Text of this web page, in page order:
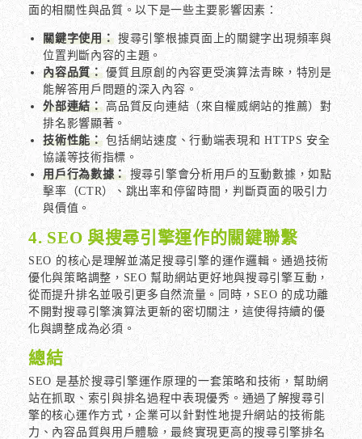
面的相關性與品質。以下是一些主要影響因素：
關鍵字使用： 搜尋引擎根據頁面上的關鍵字出現頻率與
位置判斷內容的主題。
內容品質：優質且原創的內容更受演算法青睞，特別是
能解答用戶問題的深入內容。
外部連結：高品質反向連結（來自權威網站的推薦）對
排名影響顯著。
技術性能：包括網站速度、行動端表現和 HTTPS 安全
協議等技術指標。
用戶行為數據： 搜尋引擎會分析用戶的互動數據，如點
擊率（CTR）、跳出率和停留時間，判斷頁面的吸引力
與價值。
4. SEO 與搜尋引擎運作的關鍵聯繫
SEO 的核心是理解並滿足搜尋引擎的運作邏輯。通過技術
優化與策略調整，SEO 幫助網站更好地與搜尋引擎互動，
從而提升排名並吸引更多自然流量。同時，SEO 的成功離
不開對搜尋引擎演算法更新的密切關注，這使得持續的優
化與調整成為必須。
總結
SEO 是基於搜尋引擎運作原理的一套策略和技術，幫助網
站在抓取、索引與排名過程中表現優秀。通過了解搜尋引
擎的核心運作方式，企業可以針對性地提升網站的技術能
力、內容品質與用戶體驗，最終實現更高的搜尋引擎排名